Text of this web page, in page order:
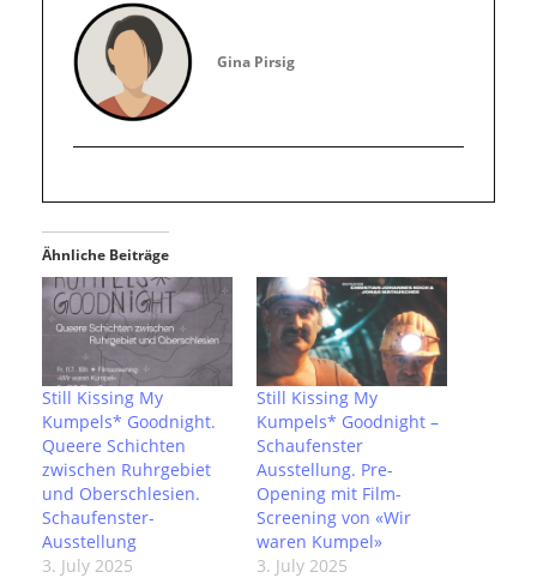
Gina Pirsig
Ähnliche Beiträge
Still Kissing My
Kumpels* Goodnight.
Queere Schichten
zwischen Ruhrgebiet
und Oberschlesien.
Schaufenster-
Ausstellung
3. July 2025
Still Kissing My
Kumpels* Goodnight –
Schaufenster
Ausstellung. Pre-
Opening mit Film-
Screening von «Wir
waren Kumpel»
3. July 2025